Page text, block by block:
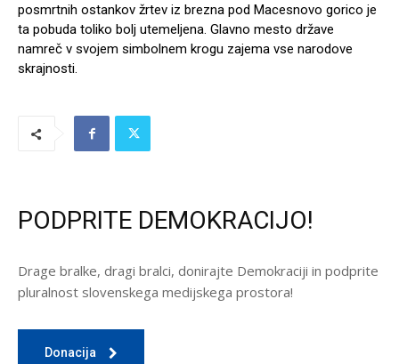
posmrtnih ostankov žrtev iz brezna pod Macesnovo gorico je
ta pobuda toliko bolj utemeljena. Glavno mesto države
namreč v svojem simbolnem krogu zajema vse narodove
skrajnosti.
PODPRITE DEMOKRACIJO!
Drage bralke, dragi bralci, donirajte Demokraciji in podprite
pluralnost slovenskega medijskega prostora!
Donacija